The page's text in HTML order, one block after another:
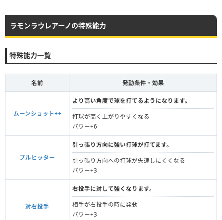
ラモンラウレアーノの特殊能力
特殊能力一覧
名前 発動条件・効果
ムーンショット++
より高い角度で球を打てるようになります。
打球が高く上がりやすくなる
パワー+6
プルヒッター
引っ張り方向に強い打球が打てます。
引っ張り方向への打球が失速しにくくなる
パワー+3
対右投手
右投手に対して強くなります。
相手が右投手の時に発動
パワー+3